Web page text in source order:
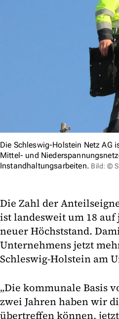
Die Schleswig-Holstein Netz AG
Mittel- und
Instandhaltungsarbeiten. Bild: ©
Die Zahl der
ist landesweit um 18 auf
neuer Höchststand.
Unternehmens jetzt
Schleswig-Holstein am
„Die kommunale Basis
zwei Jahren haben wir
übertreffen können,